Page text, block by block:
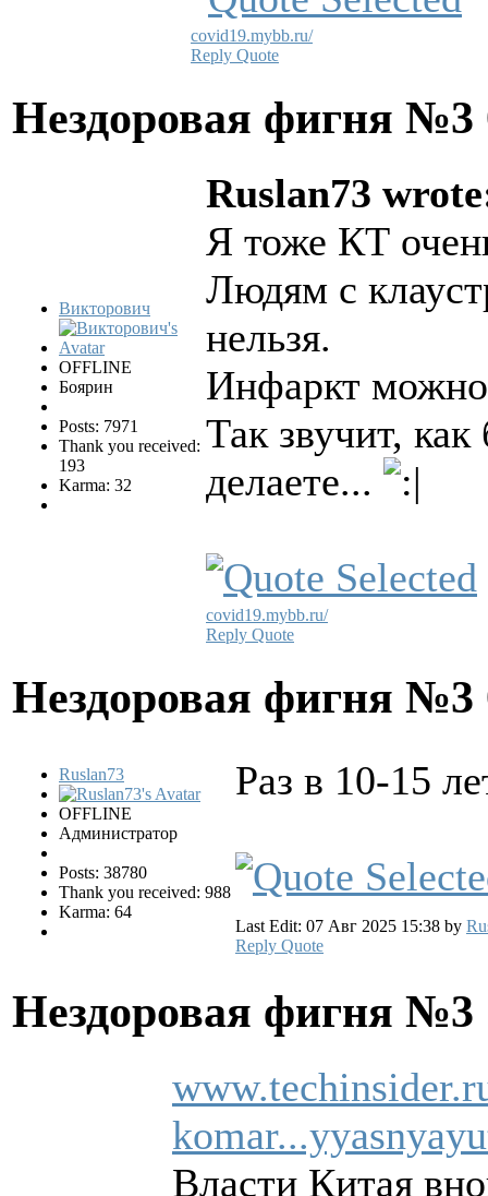
covid19.mybb.ru/
Reply Quote
Нездоровая фигня №3
Викторович
OFFLINE
Боярин
Posts: 7971
Thank you received:
193
Karma: 32
Ruslan73
Я тоже КТ
Людям с
нельзя.
Инфаркт можно
Так звучит,
делаете...
covid19.mybb.ru/
Reply Quote
Нездоровая фигня №3
Ruslan73
OFFLINE
Администратор
Posts: 38780
Thank you received: 988
Karma: 64
Раз в 10-15
Last Edit: 07 Авг 2025 15:38 by
Reply Quote
Нездоровая фигня №3
Власти Китая